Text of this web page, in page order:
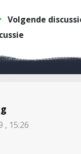
Volgende
, 15:26